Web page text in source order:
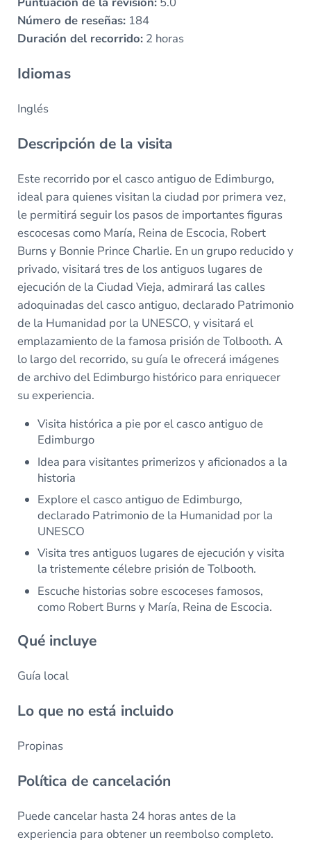
Número de reseñas:184
Duración del recorrido:2 horas
Idiomas
Inglés
Descripción de la visita
Este recorrido por el casco antiguo de Edimburgo,
ideal para quienes visitan la ciudad por primera vez,
le permitirá seguir los pasos de importantes figuras
escocesas como María, Reina de Escocia, Robert
Burns y Bonnie Prince Charlie. En un grupo reducido y
privado, visitará tres de los antiguos lugares de
ejecución de la Ciudad Vieja, admirará las calles
adoquinadas del casco antiguo, declarado Patrimonio
de la Humanidad por la UNESCO, y visitará el
emplazamiento de la famosa prisión de Tolbooth. A
lo largo del recorrido, su guía le ofrecerá imágenes
de archivo del Edimburgo histórico para enriquecer
su experiencia.
Visita histórica a pie por el casco antiguo de
Edimburgo
Idea para visitantes primerizos y aficionados a la
historia
Explore el casco antiguo de Edimburgo,
declarado Patrimonio de la Humanidad por la
UNESCO
Visita tres antiguos lugares de ejecución y visita
la tristemente célebre prisión de Tolbooth.
Escuche historias sobre escoceses famosos,
como Robert Burns y María, Reina de Escocia.
Qué incluye
Guía local
Lo que no está incluido
Propinas
Política de cancelación
Puede cancelar hasta 24 horas antes de la
experiencia para obtener un reembolso completo.